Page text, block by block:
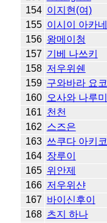
154 이지현(여)
155 이시이 아카네
156 왕메이청
157 기베 나쓰키
158 저우위쉔
159 구와바라 요코
160 오사와 나루미
161 천천
162 스즈은
163 쓰쿠다 아키코
164 장루이
165 위안제
166 저우위샨
167 바이신후이
168 츠지 하나